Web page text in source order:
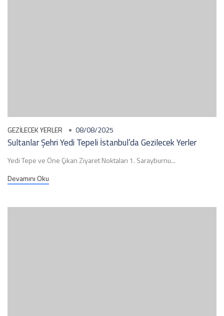
GEZILECEK YERLER 08/08/2025
Sultanlar Şehri Yedi Tepeli İstanbul’da Gezilecek Yerler
Yedi Tepe ve Öne Çıkan Ziyaret Noktaları 1. Sarayburnu...
Devamını Oku